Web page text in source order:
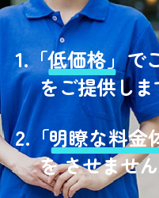
1.「低価格」で
をご提供しま
2.「明瞭な料金
を させません